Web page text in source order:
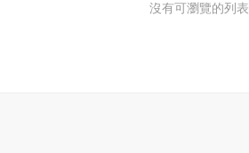
沒有可瀏覽的列表